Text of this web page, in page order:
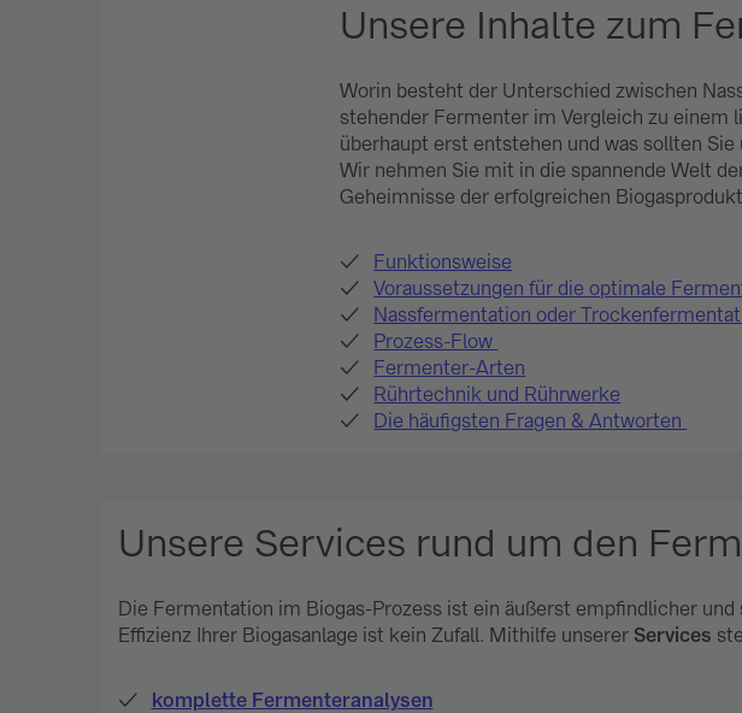
Unsere Inhalte zum
Worin besteht der Unterschied zwischen
stehender Fermenter im Vergleich zu einem
überhaupt erst entstehen und was sollten
Wir nehmen Sie mit in die spannende Welt
Geheimnisse der erfolgreichen
Funktionsweise
Voraussetzungen für die optimale
Nassfermentation oder
Prozess-Flow
Fermenter-Arten
Rührtechnik und Rührwerke
Die häufigsten Fragen & Antworten
Unsere Services rund um den
Die Fermentation im Biogas-Prozess ist ein äußerst empfindlicher
Effizienz Ihrer Biogasanlage ist kein Zufall. Mithilfe unserer Services
komplette Fermenteranalysen